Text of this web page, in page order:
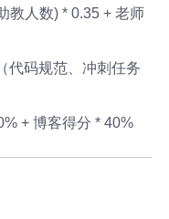
教人数) * 0.35 + 老师
代码规范、冲刺任务
+ 博客得分 * 40%